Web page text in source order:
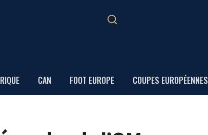
CAN FOOT EUROPE COUPES EUROPÉENNES